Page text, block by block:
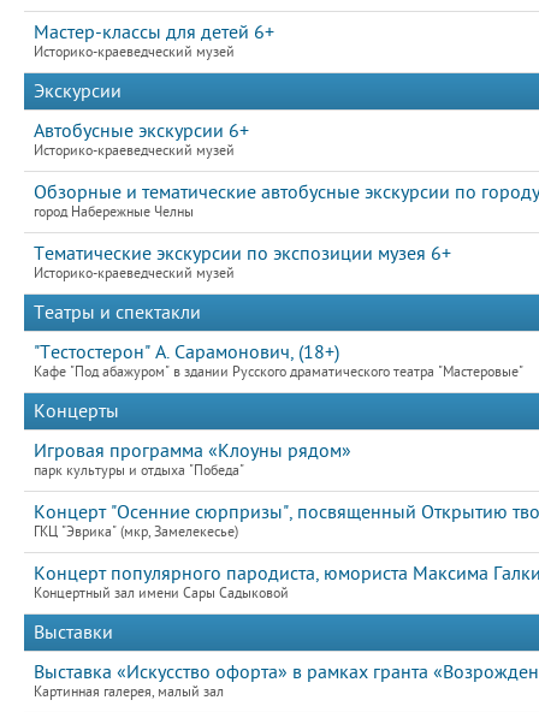
Мастер-классы для детей 6+
Историко-краеведческий музей
Экскурсии
Автобусные экскурсии 6+
Историко-краеведческий музей
Обзорные и тематические автобусные экскурсии по
город Набережные Челны
Тематические экскурсии по экспозиции музея 6+
Историко-краеведческий музей
Театры и спектакли
"Тестостерон" А. Сарамонович, (18+)
Кафе "Под абажуром" в здании Русского драматического театра "Мастеровые"
Концерты
Игровая программа «Клоуны рядом»
парк культуры и отдыха "Победа"
Концерт "Осенние сюрпризы", посвященный Открытию
ГКЦ "Эврика" (мкр, Замелекесье)
Концерт популярного пародиста, юмориста Максима
Концертный зал имени Сары Садыковой
Выставки
Выставка «Искусство офорта» в рамках гранта
Картинная галерея, малый зал